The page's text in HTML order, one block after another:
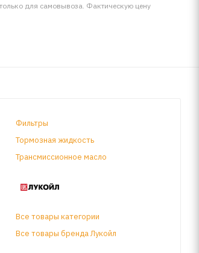
для самовывоза. Фактическую цену
Фильтры
Тормозная жидкость
Трансмиссионное масло
Все товары категории
Все товары бренда Лукойл